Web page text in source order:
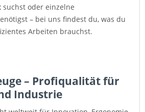
suchst oder einzelne
– bei uns findest du, was du
Arbeiten brauchst.
– Profiqualität für
Industrie